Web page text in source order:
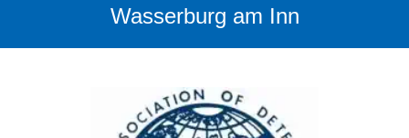
Wasserburg am Inn